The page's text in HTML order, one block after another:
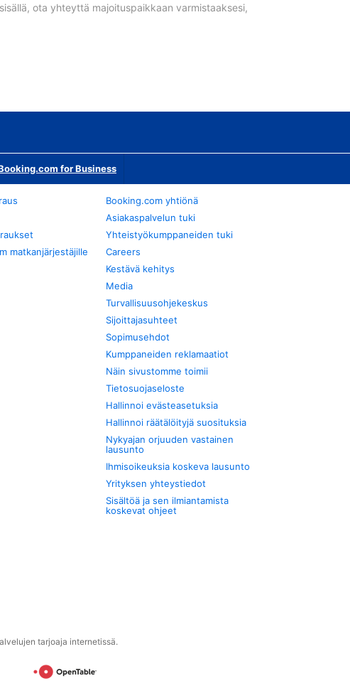
ota yhteyttä majoituspaikkaan varmistaaksesi,
for Business
matkanjärjestäjille
Booking.com yhtiönä
Asiakaspalvelun tuki
Yhteistyökumppaneiden tuki
Careers
Kestävä kehitys
Media
Turvallisuusohjekeskus
Sijoittajasuhteet
Sopimusehdot
Kumppaneiden reklamaatiot
Näin sivustomme toimii
Tietosuojaseloste
Hallinnoi evästeasetuksia
Hallinnoi räätälöityjä suosituksia
Nykyajan orjuuden vastainen
lausunto
Ihmisoikeuksia koskeva lausunto
Yrityksen yhteystiedot
Sisältöä ja sen ilmiantamista
koskevat ohjeet
tarjoaja internetissä.